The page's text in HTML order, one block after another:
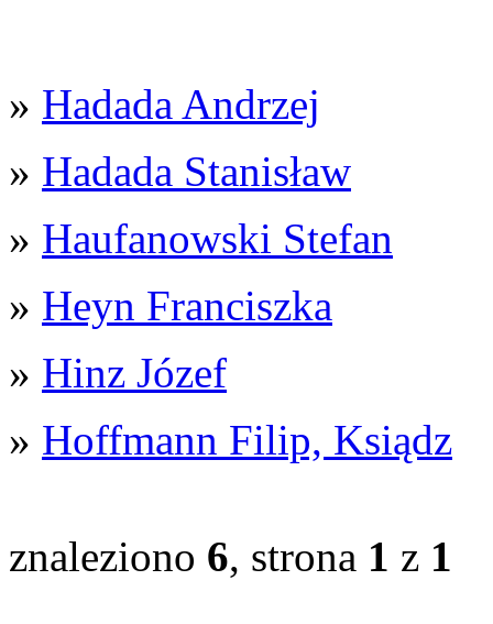
» Hadada Andrzej
» Hadada Stanisław
» Haufanowski Stefan
» Heyn Franciszka
» Hinz Józef
» Hoffmann Filip, Ksiądz
znaleziono 6, strona 1 z 1